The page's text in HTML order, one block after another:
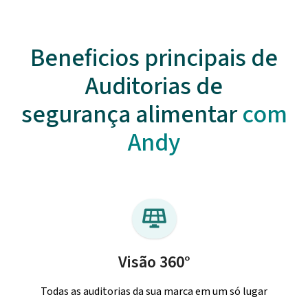
Beneficios principais de
Auditorias de
segurança alimentarcom
Andy
Visão 360°
Todas as auditorias da sua marca em um só lugar